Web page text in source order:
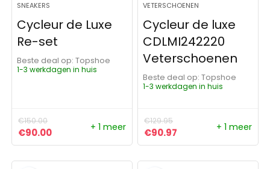
SNEAKERS
Cycleur de Luxe
Re-set
Beste deal op:
Topshoe
1-3 werkdagen in huis
€150.00
Oorspronkelijke prijs was: €150.00.
€90.00Huidige prijs is: €90.00.
+ 1 meer
VETERSCHOENEN
Cycleur de luxe
CDLMI242220
Veterschoenen
Beste deal op:
Topshoe
1-3 werkdagen in huis
€129.95
Oorspronkelijke prijs was:
€90.97 Huidige prijs is:
+ 1 meer